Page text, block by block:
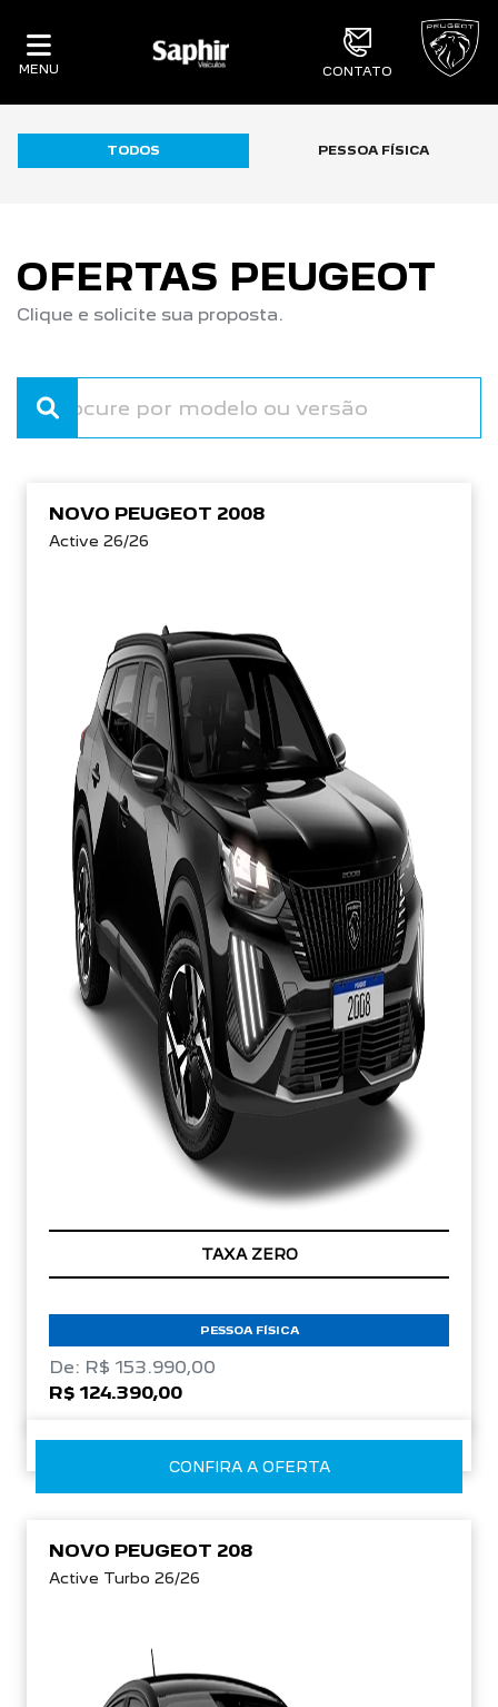
MENU CONTATO
TODOS PESSOA FÍSICA
OFERTAS PEUGEOT
Clique e solicite sua proposta.
NOVO PEUGEOT 2008
Active 26/26
TAXA ZERO
PESSOA FÍSICA
De: R$ 153.990,00
R$ 124.390,00
CONFIRA A OFERTA
NOVO PEUGEOT 208
Active Turbo 26/26